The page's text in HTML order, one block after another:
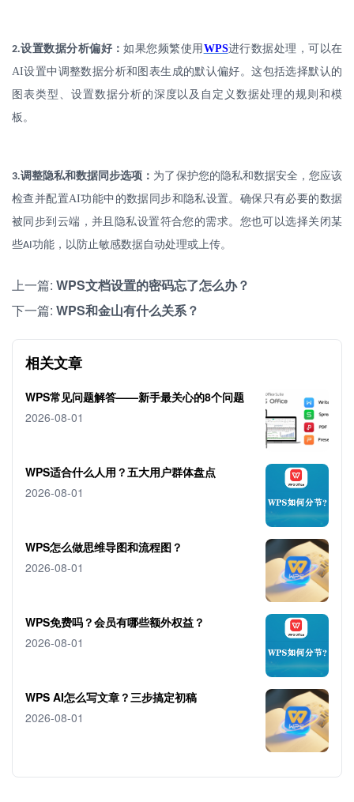
2.设置数据分析偏好：如果您频繁使用 WPS进行数据处理，可以在
AI设置中调整数据分析和图表生成的默认偏好。这包括选择默认的
图表类型、设置数据分析的深度以及自定义数据处理的规则和模
板。
3.调整隐私和数据同步选项： 为了保护您的隐私和数据安全，您应该
检查并配置AI功能中的数据同步和隐私设置。确保只有必要的数据
被同步到云端，并且隐私设置符合您的需求。您也可以选择关闭某
些AI功能，以防止敏感数据自动处理或上传。
上一篇: WPS文档设置的密码忘了怎么办？
下一篇: WPS和金山有什么关系？
相关文章
WPS常见问题解答——新手最关心的8个问题
2026-08-01
WPS适合什么人用？五大用户群体盘点
2026-08-01
WPS怎么做思维导图和流程图？
2026-08-01
WPS免费吗？会员有哪些额外权益？
2026-08-01
WPS AI怎么写文章？三步搞定初稿
2026-08-01